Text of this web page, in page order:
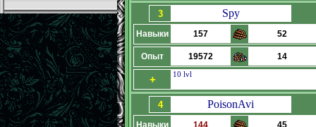
3 Spy
Навыки 157 52
Опыт 19572 14
+ 10 lvl
4 PoisonAvi
Навыки 144 45